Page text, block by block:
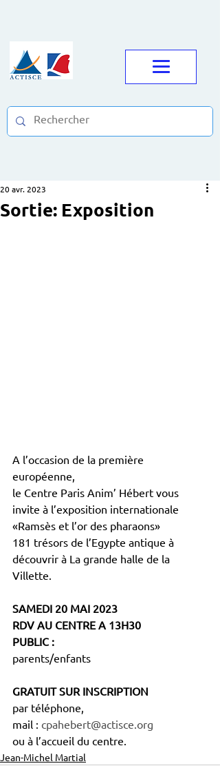
Sortie: Exposition
20 avr. 2023
A l’occasion de la première
européenne,
le Centre Paris Anim’ Hébert vous
invite à l’exposition internationale
«Ramsès et l’or des pharaons»
181 trésors de l’Egypte antique à
découvrir à La grande halle de la
Villette.
SAMEDI 20 MAI 2023
RDV AU CENTRE A 13H30
PUBLIC :
parents/enfants
GRATUIT SUR INSCRIPTION
par téléphone,
mail : cpahebert@actisce.org
ou à l’accueil du centre.
Jean-Michel Martial